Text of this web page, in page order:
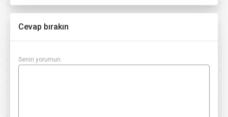
Cevap bırakın
Senin yorumun